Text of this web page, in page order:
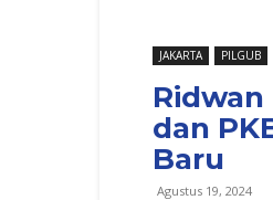
JAKARTA PILGUB
Ridwan
dan
Baru
Agustus 19, 2024